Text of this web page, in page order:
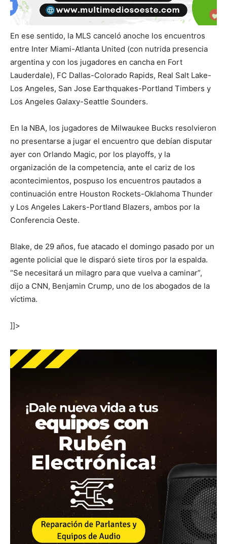
En ese sentido, la MLS canceló anoche los encuentros
entre Inter Miami-Atlanta United (con nutrida presencia
argentina y con los jugadores en cancha en Fort
Lauderdale), FC Dallas-Colorado Rapids, Real Salt Lake-
Los Angeles, San Jose Earthquakes-Portland Timbers y
Los Angeles Galaxy-Seattle Sounders.
En la NBA, los jugadores de Milwaukee Bucks resolvieron
no presentarse a jugar el encuentro que debían disputar
ayer con Orlando Magic, por los playoffs, y la
organización de la competencia, ante el cariz de los
acontecimientos, pospuso los encuentros pautados a
continuación entre Houston Rockets-Oklahoma Thunder
y Los Angeles Lakers-Portland Blazers, ambos por la
Conferencia Oeste.
Blake, de 29 años, fue atacado el domingo pasado por un
agente policial que le disparó siete tiros por la espalda.
“Se necesitará un milagro para que vuelva a caminar”,
dijo a CNN, Benjamin Crump, uno de los abogados de la
víctima.
]]>